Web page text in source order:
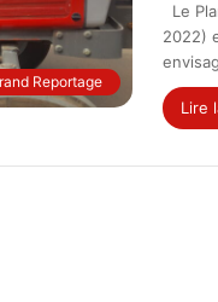
Reportage
Le
2022)
Lire